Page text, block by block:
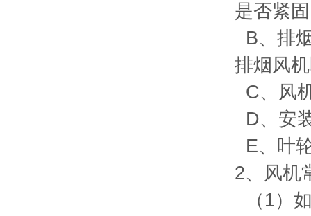
是否紧
B、排
排烟风
C、风
D、安
E、叶
2、风机
（ 1）